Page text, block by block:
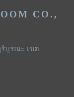
CO.,
บูรณะ เขต